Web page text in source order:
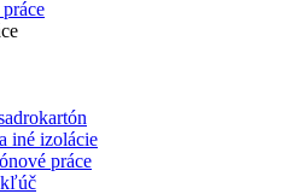
iné izolácie
práce
kľúč